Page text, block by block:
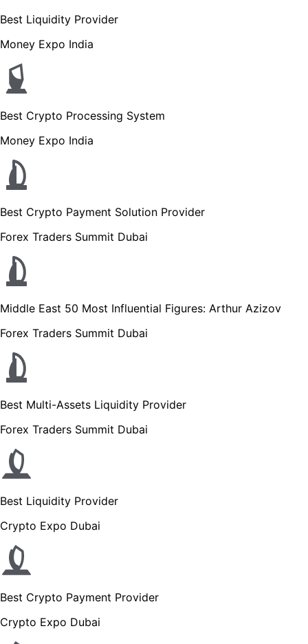
Best Liquidity Provider
Money Expo India
Best Crypto Processing System
Money Expo India
Best Crypto Payment Solution Provider
Forex Traders Summit Dubai
Middle East 50 Most Influential Figures: Arthur Azizov
Forex Traders Summit Dubai
Best Multi-Assets Liquidity Provider
Forex Traders Summit Dubai
Best Liquidity Provider
Crypto Expo Dubai
Best Crypto Payment Provider
Crypto Expo Dubai